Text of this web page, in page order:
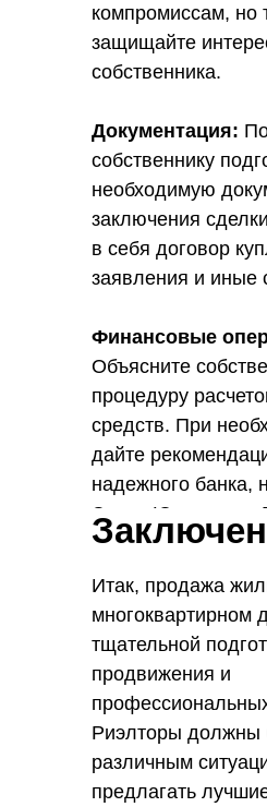
компромиссам, но
защищайте
собственника.
Документация:
собственнику
необходимую
заключения
в себя договор
заявления и иные
Финансовые
Объясните
процедуру
средств. При
дайте
надежного банка,
Энтер Юникредит
для страхования
Итак, продажа
многоквартирном
тщательной
продвижения и
Риэлторы должны
различным
предлагать